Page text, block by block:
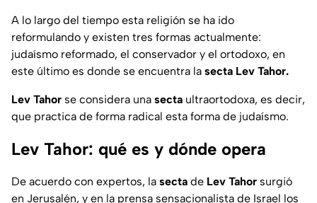
A lo largo del tiempo esta religión se ha ido
reformulando y existen tres formas actualmente:
judaísmo reformado, el conservador y el ortodoxo, en
este último es donde se encuentra la secta Lev Tahor.
Lev Tahor se considera una secta ultraortodoxa, es decir,
que practica de forma radical esta forma de judaísmo.
Lev Tahor: qué es y dónde opera
De acuerdo con expertos, la secta de Lev Tahor surgió
en Jerusalén, y en la prensa sensacionalista de Israel los